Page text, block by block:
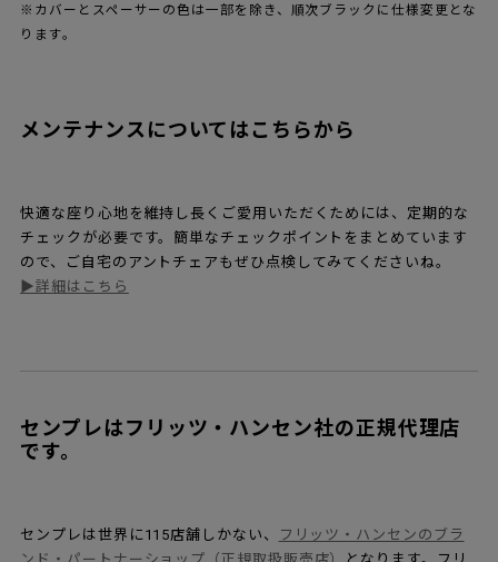
※カバーとスペーサーの色は一部を除き、順次ブラックに仕様変更とな
ります。
メンテナンスについてはこちらから
快適な座り心地を維持し長くご愛用いただくためには、定期的な
チェックが必要です。簡単なチェックポイントをまとめています
ので、ご自宅のアントチェアもぜひ点検してみてくださいね。
▶詳細はこちら
センプレはフリッツ・ハンセン社の正規代理店
です。
センプレは世界に115店舗しかない、
フリッツ・ハンセンのブラ